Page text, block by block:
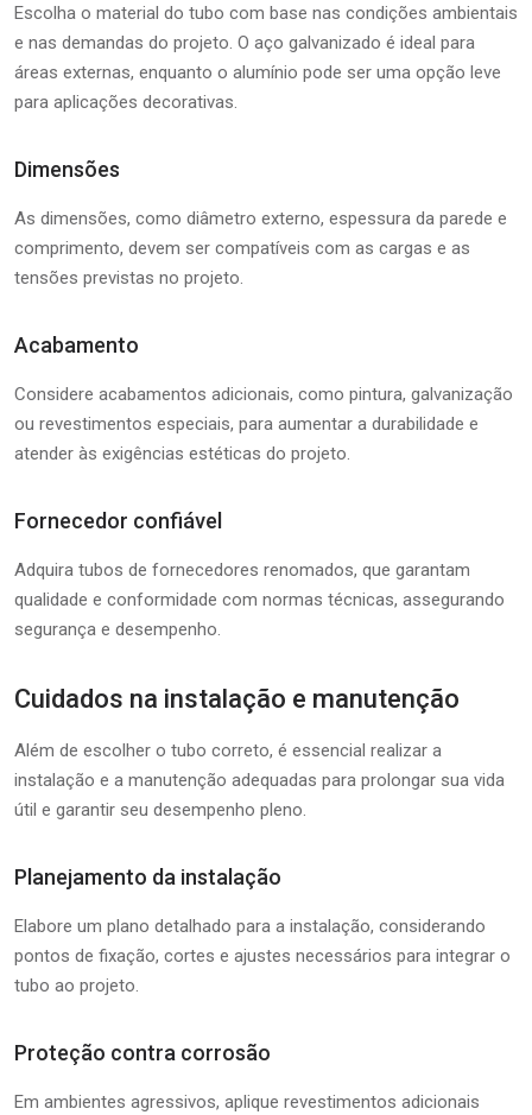
Escolha o material do tubo com base nas condições ambientais
e nas demandas do projeto. O aço galvanizado é ideal para
áreas externas, enquanto o alumínio pode ser uma opção leve
para aplicações decorativas.
Dimensões
As dimensões, como diâmetro externo, espessura da parede e
comprimento, devem ser compatíveis com as cargas e as
tensões previstas no projeto.
Acabamento
Considere acabamentos adicionais, como pintura, galvanização
ou revestimentos especiais, para aumentar a durabilidade e
atender às exigências estéticas do projeto.
Fornecedor confiável
Adquira tubos de fornecedores renomados, que garantam
qualidade e conformidade com normas técnicas, assegurando
segurança e desempenho.
Cuidados na instalação e manutenção
Além de escolher o tubo correto, é essencial realizar a
instalação e a manutenção adequadas para prolongar sua vida
útil e garantir seu desempenho pleno.
Planejamento da instalação
Elabore um plano detalhado para a instalação, considerando
pontos de fixação, cortes e ajustes necessários para integrar o
tubo ao projeto.
Proteção contra corrosão
Em ambientes agressivos, aplique revestimentos adicionais